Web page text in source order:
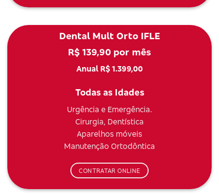
Dental Mult Orto IFLE
R$ 139,90 por mês
Anual R$ 1.399,00
Todas as Idades
Urgência e Emergência.
Cirurgia, Dentística
Aparelhos móveis
Manutenção Ortodôntica
CONTRATAR ONLINE